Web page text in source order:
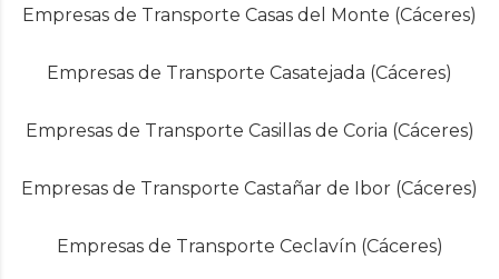
Empresas de Transporte Casas del Monte (Cáceres)
Empresas de Transporte Casatejada (Cáceres)
Empresas de Transporte Casillas de Coria (Cáceres)
Empresas de Transporte Castañar de Ibor (Cáceres)
Empresas de Transporte Ceclavín (Cáceres)